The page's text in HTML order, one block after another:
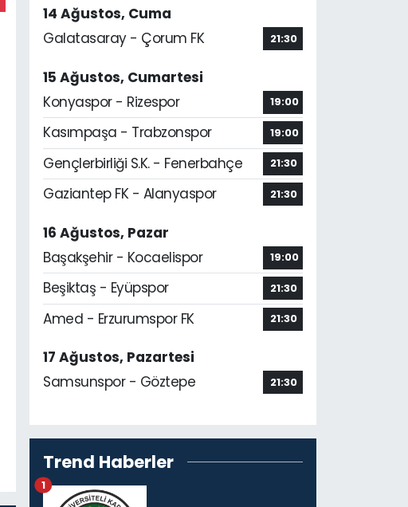
14 Ağustos, Cuma
Galatasaray - Çorum FK
21:30
15 Ağustos, Cumartesi
Konyaspor - Rizespor
19:00
Kasımpaşa - Trabzonspor 19:00
Gençlerbirliği S.K. - Fenerbahçe 21:30
Gaziantep FK - Alanyaspor 21:30
16 Ağustos, Pazar
Başakşehir - Kocaelispor
19:00
Beşiktaş - Eyüpspor 21:30
Amed - Erzurumspor FK 21:30
17 Ağustos, Pazartesi
Samsunspor - Göztepe
21:30
Trend Haberler
1